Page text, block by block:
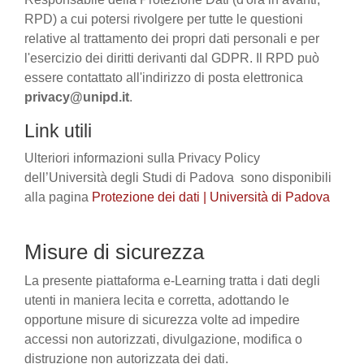
RPD) a cui potersi rivolgere per tutte le questioni
relative al trattamento dei propri dati personali e per
l'esercizio dei diritti derivanti dal GDPR. Il RPD può
essere contattato all'indirizzo di posta elettronica
privacy@unipd.it.
Link utili
Ulteriori informazioni sulla Privacy Policy
dell’Università degli Studi di Padova sono disponibili
alla pagina Protezione dei dati | Università di Padova
Misure di sicurezza
La presente piattaforma e-Learning tratta i dati degli
utenti in maniera lecita e corretta, adottando le
opportune misure di sicurezza volte ad impedire
accessi non autorizzati, divulgazione, modifica o
distruzione non autorizzata dei dati.